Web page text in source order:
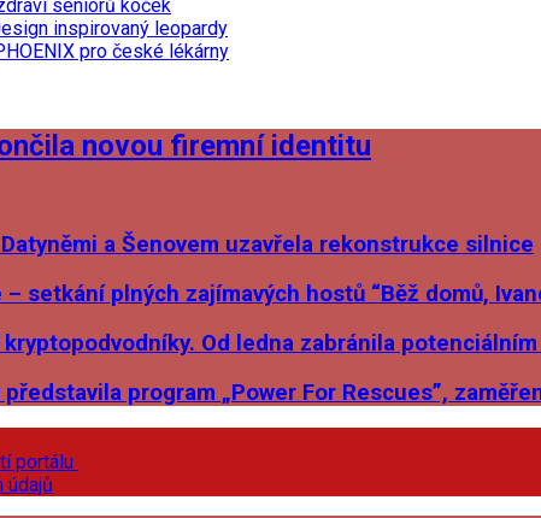
seniorů koček
inspirovaný leopardy
pro české lékárny
novou firemní identitu
a Šenovem uzavřela rekonstrukce silnice
– setkání plných zajímavých hostů “Běž domů,
Od ledna zabránila
program „Power For Rescues”,
portálu
údajů